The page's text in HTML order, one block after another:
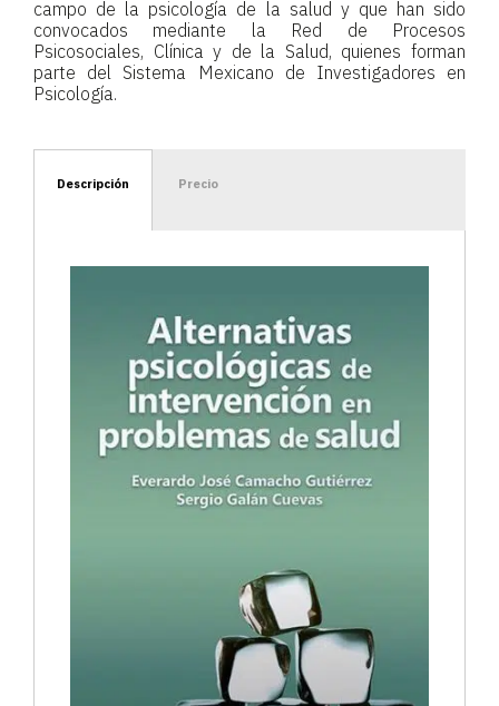
campo de la psicología de la salud y que han sido
convocados mediante la Red de Procesos
Psicosociales, Clínica y de la Salud, quienes forman
parte del Sistema Mexicano de Investigadores en
Psicología.
Descripción Precio